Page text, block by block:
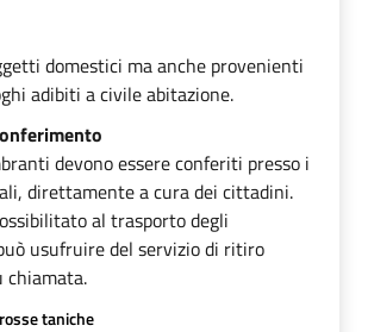
domestici ma anche provenienti
adibiti a civile abitazione.
devono essere conferiti presso i
direttamente a cura dei cittadini.
al trasporto degli
usufruire del servizio di ritiro
chiamata.
taniche